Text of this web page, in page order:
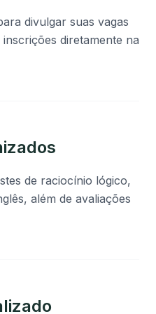
divulgar suas vagas
diretamente na
de raciocínio lógico,
além de avaliações